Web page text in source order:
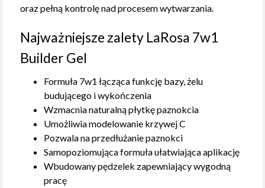
oraz pełną kontrolę nad procesem wytwarzania.
Najważniejsze zalety LaRosa 7w1
Builder Gel
Formuła 7w1 łącząca funkcję bazy, żelu
budującego i wykończenia
Wzmacnia naturalną płytkę paznokcia
Umożliwia modelowanie krzywej C
Pozwala na przedłużanie paznokci
Samopoziomująca formuła ułatwiająca aplikację
Wbudowany pędzelek zapewniający wygodną
pracę